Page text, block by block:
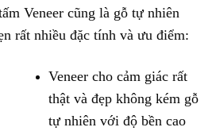
Veneer cũng là gỗ tự nhiên
rất nhiều đặc tính và ưu điểm:
Veneer cho cảm giác rất
thật và đẹp không kém gỗ
tự nhiên với độ bền cao